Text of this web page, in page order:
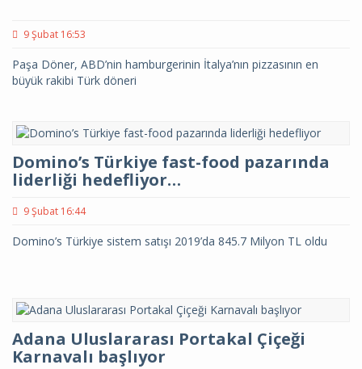
9 Şubat 16:53
Paşa Döner, ABD’nin hamburgerinin İtalya’nın pizzasının en
büyük rakibi Türk döneri
Domino’s Türkiye fast-food pazarında
liderliği hedefliyor…
9 Şubat 16:44
Domino’s Türkiye sistem satışı 2019’da 845.7 Milyon TL oldu
Adana Uluslararası Portakal Çiçeği
Karnavalı başlıyor